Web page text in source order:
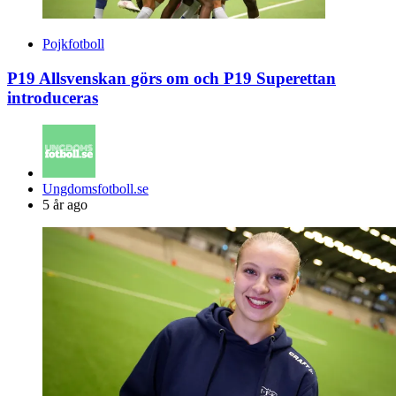
Pojkfotboll
P19 Allsvenskan görs om och P19 Superettan
introduceras
Posted
by
Ungdomsfotboll.se
5 år ago